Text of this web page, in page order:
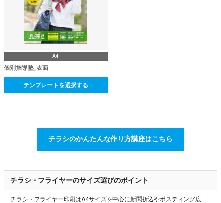
A4
個別指導塾_表面
テンプレートを選択する
チラシのかんたんな作り方講座はこちら
チラシ・フライヤーのサイズ選びのポイント
チラシ・フライヤー印刷はA4サイズを中心に新聞折込やポスティング広